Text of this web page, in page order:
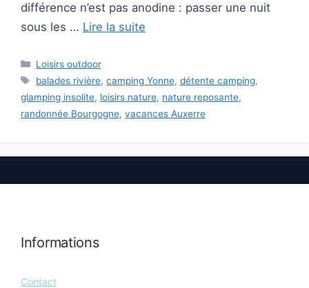
différence n’est pas anodine : passer une nuit
sous les … Lire la suite
Catégories
Loisirs outdoor
Étiquettes
balades rivière, camping Yonne, détente camping,
glamping insolite, loisirs nature, nature reposante,
randonnée Bourgogne, vacances Auxerre
Informations
Contact